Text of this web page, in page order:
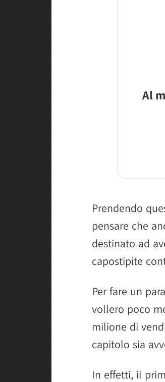
Al
Prendendo
pensare che
destinato ad
capostipite
Per fare un
vollero poco
milione di
capitolo sia
In effetti, il